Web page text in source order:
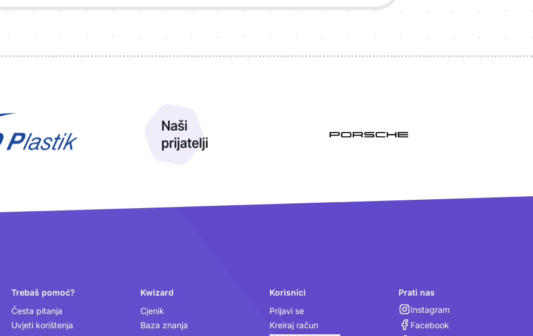
Trebaš pomoć?
Česta pitanja
Uvjeti korištenja
Kwizard
Cjenik
Baza znanja
Korisnici
Prijavi se
Kreiraj račun
Prati nas
Instagram
Facebook